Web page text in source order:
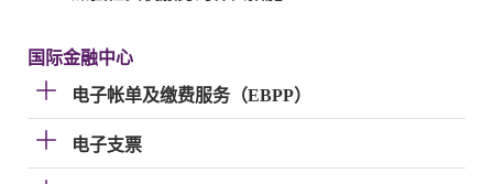
国际金融中心
电子帐单及缴费服务（EBPP）
电子支票